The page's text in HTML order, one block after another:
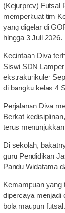
(Kejurprov) Futsal
memperkuat tim
yang digelar di
hingga 3 Juli 2026.
Kecintaan Diva
Siswi SDN
ekstrakurikuler
di bangku kelas 4
Perjalanan Diva
Berkat
terus
Di sekolah,
guru Pendidikan
Pandu Widatama
Kemampuan yang
dipercaya menjadi
bola maupun futsal.